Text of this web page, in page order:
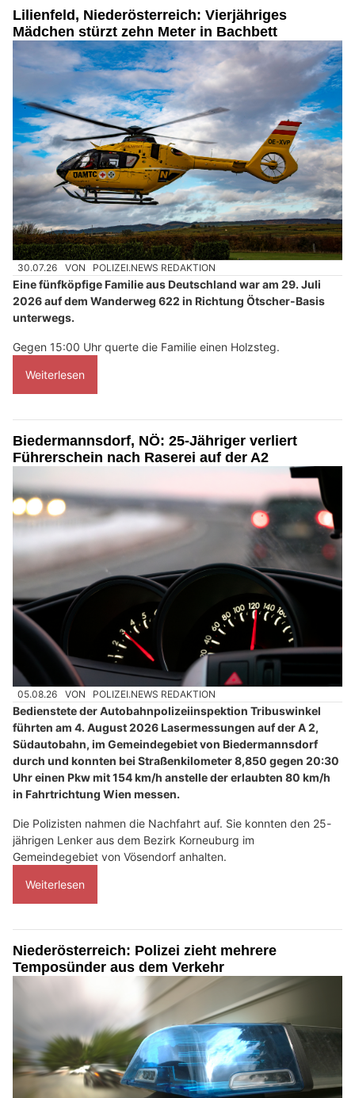
Lilienfeld, Niederösterreich: Vierjähriges
Mädchen stürzt zehn Meter in Bachbett
30.07.26 VON POLIZEI.NEWS REDAKTION
Eine fünfköpfige Familie aus Deutschland war am 29. Juli
2026 auf dem Wanderweg 622 in Richtung Ötscher-Basis
unterwegs.
Gegen 15:00 Uhr querte die Familie einen Holzsteg.
Weiterlesen
Biedermannsdorf, NÖ: 25-Jähriger verliert
Führerschein nach Raserei auf der A2
05.08.26 VON POLIZEI.NEWS REDAKTION
Bedienstete der Autobahnpolizeiinspektion Tribuswinkel
führten am 4. August 2026 Lasermessungen auf der A 2,
Südautobahn, im Gemeindegebiet von Biedermannsdorf
durch und konnten bei Straßenkilometer 8,850 gegen 20:30
Uhr einen Pkw mit 154 km/h anstelle der erlaubten 80 km/h
in Fahrtrichtung Wien messen.
Die Polizisten nahmen die Nachfahrt auf. Sie konnten den 25-
jährigen Lenker aus dem Bezirk Korneuburg im
Gemeindegebiet von Vösendorf anhalten.
Weiterlesen
Niederösterreich: Polizei zieht mehrere
Temposünder aus dem Verkehr